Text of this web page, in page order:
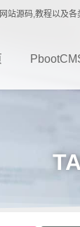
源码,教程以及各